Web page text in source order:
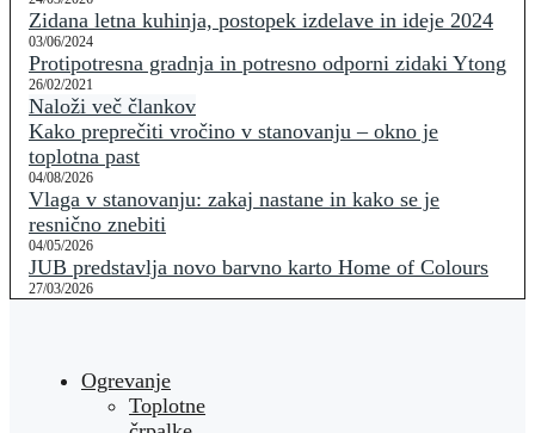
Zidana letna kuhinja, postopek izdelave in ideje 2024
03/06/2024
Protipotresna gradnja in potresno odporni zidaki Ytong
26/02/2021
Naloži več člankov
Kako preprečiti vročino v stanovanju – okno je
toplotna past
04/08/2026
Vlaga v stanovanju: zakaj nastane in kako se je
resnično znebiti
04/05/2026
JUB predstavlja novo barvno karto Home of Colours
27/03/2026
Ogrevanje
Toplotne